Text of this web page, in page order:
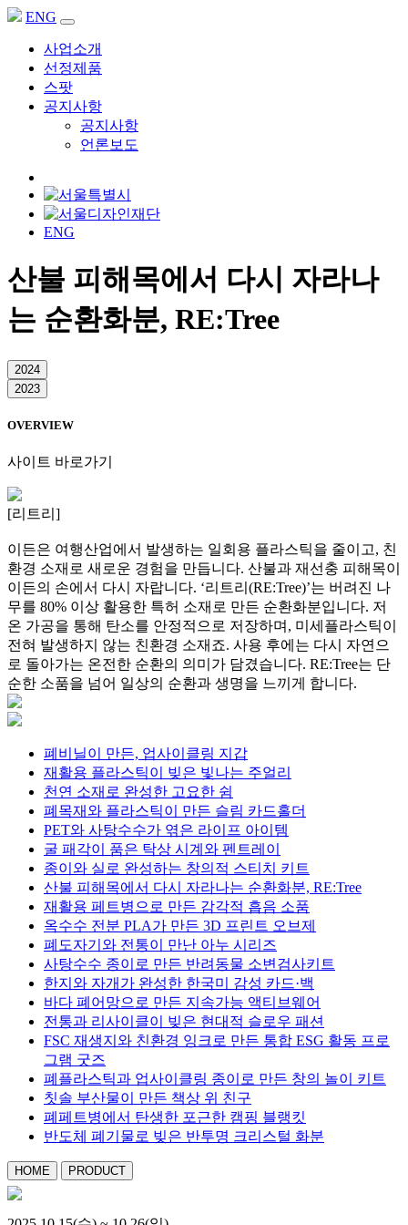
ENG
사업소개
선정제품
스팟
공지사항
공지사항
언론보도
ENG
산불 피해목에서 다시 자라나
는 순환화분, RE:Tree
2024
2023
OVERVIEW
사이트 바로가기
[리트리]
이든은 여행산업에서 발생하는 일회용 플라스틱을 줄이고, 친
환경 소재로 새로운 경험을 만듭니다. 산불과 재선충 피해목이
이든의 손에서 다시 자랍니다. ‘리트리(RE:Tree)’는 버려진 나
무를 80% 이상 활용한 특허 소재로 만든 순환화분입니다. 저
온 가공을 통해 탄소를 안정적으로 저장하며, 미세플라스틱이
전혀 발생하지 않는 친환경 소재죠. 사용 후에는 다시 자연으
로 돌아가는 온전한 순환의 의미가 담겼습니다. RE:Tree는 단
순한 소품을 넘어 일상의 순환과 생명을 느끼게 합니다.
폐비닐이 만든, 업사이클링 지갑
재활용 플라스틱이 빚은 빛나는 주얼리
천연 소재로 완성한 고요한 쉼
폐목재와 플라스틱이 만든 슬림 카드홀더
PET와 사탕수수가 엮은 라이프 아이템
굴 패각이 품은 탁상 시계와 펜트레이
종이와 실로 완성하는 창의적 스티치 키트
산불 피해목에서 다시 자라나는 순환화분, RE:Tree
재활용 페트병으로 만든 감각적 흡음 소품
옥수수 전분 PLA가 만든 3D 프린트 오브제
폐도자기와 전통이 만난 아누 시리즈
사탕수수 종이로 만든 반려동물 소변검사키트
한지와 자개가 완성한 한국미 감성 카드·백
바다 폐어망으로 만든 지속가능 액티브웨어
전통과 리사이클이 빚은 현대적 슬로우 패션
FSC 재생지와 친환경 잉크로 만든 통합 ESG 활동 프로
그램 굿즈
폐플라스틱과 업사이클링 종이로 만든 창의 놀이 키트
칫솔 부산물이 만든 책상 위 친구
폐페트병에서 탄생한 포근한 캠핑 블랭킷
반도체 폐기물로 빚은 반투명 크리스털 화분
HOME PRODUCT